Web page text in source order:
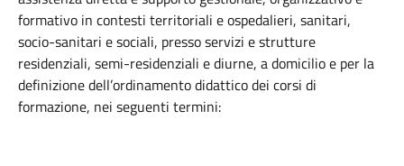
formativo in contesti territoriali e ospedalieri, sanitari,
socio-sanitari e sociali, presso servizi e strutture
residenziali, semi-residenziali e diurne, a domicilio e per la
definizione dell’ordinamento didattico dei corsi di
formazione, nei seguenti termini: